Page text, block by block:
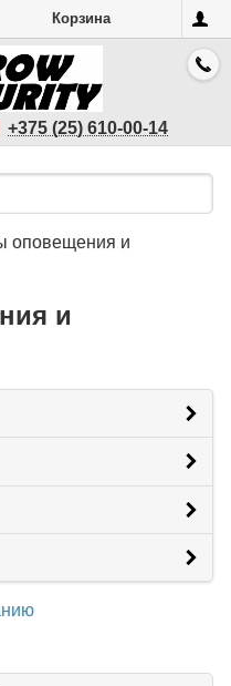
Корзина
+375 (25) 610-00-14
оповещения и
и